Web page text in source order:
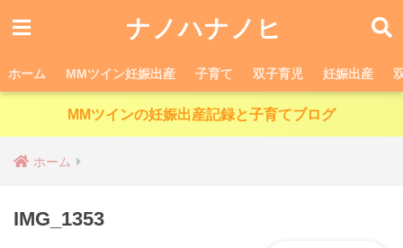
ナノハナノヒ
ホーム MMツイン妊娠出産 子育て 双子育児 妊娠出産
MMツインの妊娠出産記録と子育てブログ
ホーム
IMG_1353